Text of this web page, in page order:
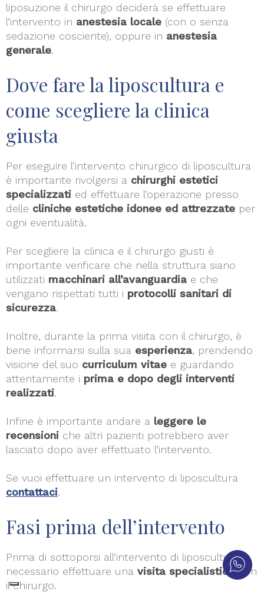
liposuzione il chirurgo deciderà se effettuare
l’intervento in anestesia locale (con o senza
sedazione cosciente), oppure in anestesia
generale.
Dove fare la liposcultura e
come scegliere la clinica
giusta
Per eseguire l’intervento chirurgico di liposcultura
è importante rivolgersi a chirurghi estetici
specializzati ed effettuare l’operazione presso
delle cliniche estetiche idonee ed attrezzate per
ogni eventualità.
Per scegliere la clinica e il chirurgo giusti è
importante verificare che nella struttura siano
utilizzati macchinari all’avanguardia e che
vengano rispettati tutti i protocolli sanitari di
sicurezza.
Inoltre, durante la prima visita con il chirurgo, è
bene informarsi sulla sua esperienza, prendendo
visione del suo curriculum vitae e guardando
attentamente i prima e dopo degli interventi
realizzati.
Infine è importante andare a leggere le
recensioni che altri pazienti potrebbero aver
lasciato dopo aver effettuato l’intervento.
Se vuoi effettuare un intervento di liposcultura
contattaci.
Fasi prima dell’intervento
Prima di sottoporsi all’intervento di liposcultura è
necessario effettuare una visita specialisticacon
il chirurgo.